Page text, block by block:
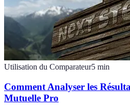
Utilisation du Comparateur5 min
Comment Analyser les
Mutuelle Pro